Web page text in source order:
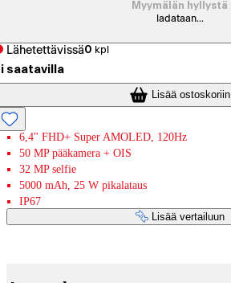
Myymälän hyllystä
ladataan...
Lähetettävissä0 kpl
saatavilla
Lisää ostoskoriin
6,4" FHD+ Super AMOLED, 120Hz
50 MP pääkamera + OIS
32 MP selfie
5000 mAh, 25 W pikalataus
IP67
Lisää vertailuun